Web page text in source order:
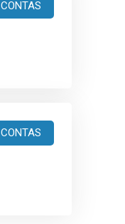
CONTAS
CONTAS